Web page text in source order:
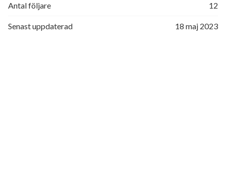
Antal följare 12
Senast uppdaterad 18 maj 2023